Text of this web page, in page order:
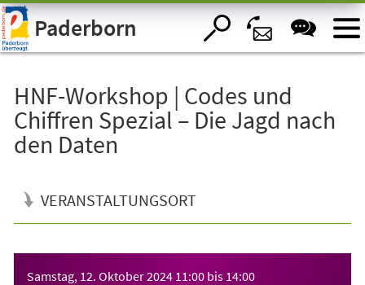
Visuelle
Assistenzsoftware
öffnen.Paderborn
HNF-Workshop | Codes und
Chiffren Spezial – Die Jagd nach
den Daten
VERANSTALTUNGSORT
Samstag, 12. Oktober 2024 11:00 bis 14:00